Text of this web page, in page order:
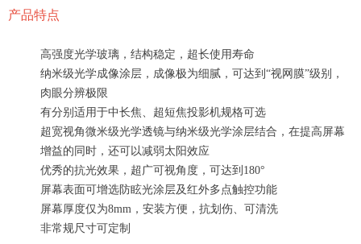
产品特点
高强度光学玻璃，结构稳定，超长使用寿命
纳米级光学成像涂层，成像极为细腻，可达到“视网膜”级别，
肉眼分辨极限
有分别适用于中长焦、超短焦投影机规格可选
超宽视角微米级光学透镜与纳米级光学涂层结合，在提高屏幕
增益的同时，还可以减弱太阳效应
优秀的抗光效果，超广可视角度，可达到180°
屏幕表面可增选防眩光涂层及红外多点触控功能
屏幕厚度仅为8mm，安装方便，抗划伤、可清洗
非常规尺寸可定制